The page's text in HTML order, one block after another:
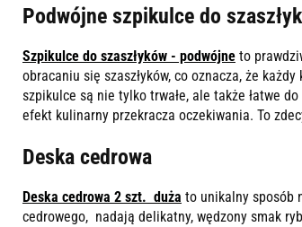
Podwójne szpikulce do
Szpikulce do szaszłyków - podwójne to
obracaniu się szaszłyków, co oznacza, że
szpikulce są nie tylko trwałe, ale także łatwe
efekt kulinarny przekracza oczekiwania. To
Deska cedrowa
Deska cedrowa 2 szt. duża to unikalny sposób
cedrowego, nadają delikatny, wędzony smak